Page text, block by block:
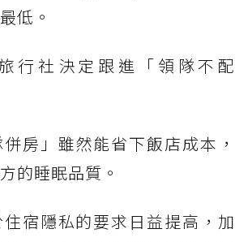
低。
行社決定跟進「領隊不配
房」雖然能省下飯店成本，
的睡眠品質。
宿隱私的要求日益提高，加